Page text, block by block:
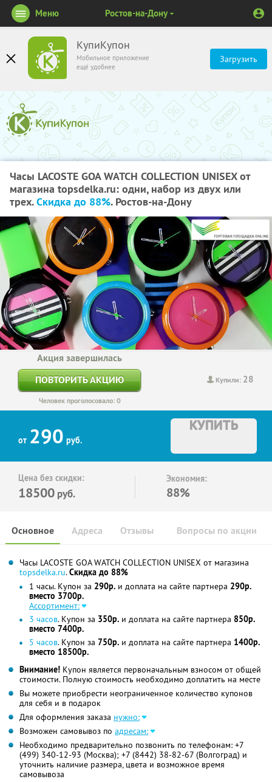
КупиКупон
Мобильное приложение
ещё удобнее
Загрузить
Меню Ростов-на-Дону
Часы LACOSTE GOA WATCH COLLECTION UNISEX от
магазина topsdelka.ru: одни, набор из двух или
трех.Скидка до 88%. Ростов-на-Дону
Купили: 28
Акция завершилась
ПОВТОРИТЬ АКЦИЮ
Человек проголосовало: 0
от 290 руб.
КУПИТЬ
Цена без скидки:
18500 руб.
Экономия:
88%
Основное Отзывы Вопросы по акции
Адреса
Часы LACOSTE GOA WATCH COLLECTION UNISEX от магазина
topsdelka.ru.Скидка до 88%
1 часы. Купон за 290р. и доплата на сайте партнера 290р.
вместо 3700р.
Ассортимент:
3 часов. Купон за 350р. и доплата на сайте партнера 850р.
вместо 7400р.
5 часов. Купон за 750р. и доплата на сайте партнера 1400р.
вместо 18500р.
Внимание! Купон является первоначальным взносом от общей
стоимости. Полную стоимость необходимо доплатить на месте
Вы можете приобрести неограниченное количество купонов
для себя и в подарок
Для оформления заказа нужно:
Возможен самовывоз по адресам:
Необходимо предварительно позвонить по телефонам: +7
(499) 340-12-93 (Москва); +7 (8442) 38-82-67 (Волгоград) и
уточнить наличие размера, цвета и возможное время
самовывоза